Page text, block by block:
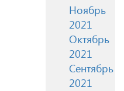
Ноябрь
2021
Октябрь
2021
Сентябрь
2021